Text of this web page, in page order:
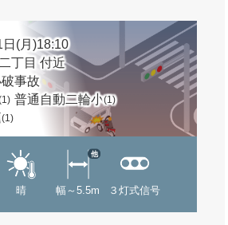
(月)18:10
丁目 付近
事故
普通自動二輪小(1)
(1)
晴 幅～5.5m
他
３灯式信号